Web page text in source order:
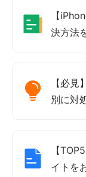
【
決方法
【必
別に対
【
イトを